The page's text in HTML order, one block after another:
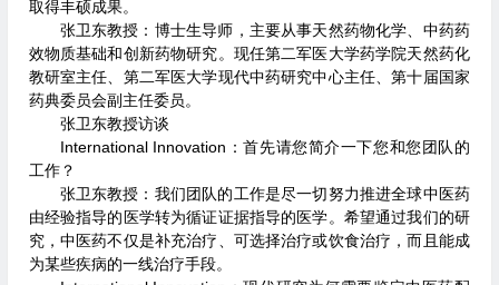
取得丰硕成果。
张卫东教授：博士生导师，主要从事天然药物化学、中药药
效物质基础和创新药物研究。现任第二军医大学药学院天然药化
教研室主任、第二军医大学现代中药研究中心主任、第十届国家
药典委员会副主任委员。
张卫东教授访谈
International Innovation：首先请您简介一下您和您团队的
工作？
张卫东教授：我们团队的工作是尽一切努力推进全球中医药
由经验指导的医学转为循证证据指导的医学。希望通过我们的研
究，中医药不仅是补充治疗、可选择治疗或饮食治疗，而且能成
为某些疾病的一线治疗手段。